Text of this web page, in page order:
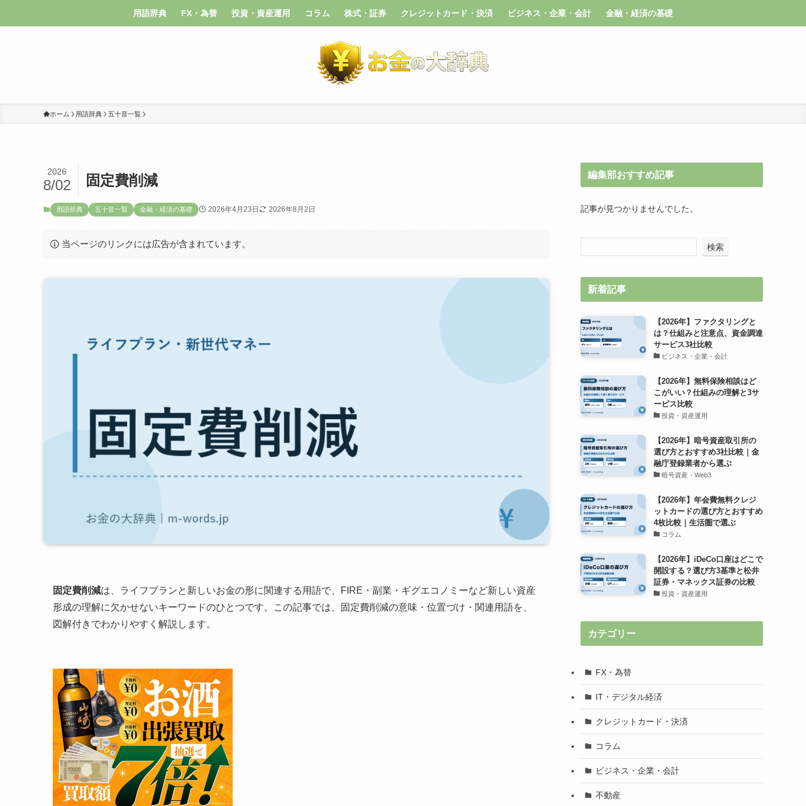
用語辞典 FX・為替 投資・資産運用 コラム 株式・証券 クレジットカード・決済 ビジネス・企業・会計 金融・経済の基礎
ホーム 用語辞典 五十音一覧
固定費削減
2026
8/02
用語辞典 五十音一覧 金融・経済の基礎 2026年4月23日 2026年8月2日
当ページのリンクには広告が含まれています。
固定費削減は、ライフプランと新しいお金の形に関連する用語で、FIRE・副業・ギグエコノミーなど新しい資産
形成の理解に欠かせないキーワードのひとつです。この記事では、固定費削減の意味・位置づけ・関連用語を、
図解付きでわかりやすく解説します。
編集部おすすめ記事
記事が見つかりませんでした。
検索
新着記事
【2026年】ファクタリングと
は？仕組みと注意点、資金調達
サービス3社比較
ビジネス・企業・会計
【2026年】無料保険相談はど
こがいい？仕組みの理解と3サ
ービス比較
投資・資産運用
【2026年】暗号資産取引所の
選び方とおすすめ3社比較｜金
融庁登録業者から選ぶ
暗号資産・Web3
【2026年】年会費無料クレジ
ットカードの選び方とおすすめ
4枚比較｜生活圏で選ぶ
コラム
【2026年】iDeCo口座はどこで
開設する？選び方3基準と松井
証券・マネックス証券の比較
投資・資産運用
カテゴリー
FX・為替
IT・デジタル経済
クレジットカード・決済
コラム
ビジネス・企業・会計
不動産